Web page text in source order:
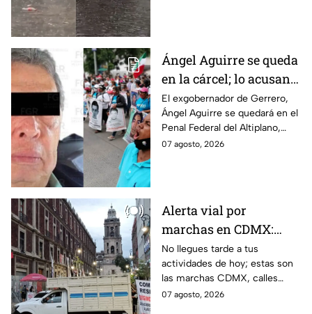
Ángel Aguirre se queda
en la cárcel; lo acusan
de destruir
información del caso
Ayotzinapa
El exgobernador de Gerrero,
Ángel Aguirre se quedará en el
Penal Federal del Altiplano,
luego de que fue detenido ayer
07 agosto, 2026
Alerta vial por
marchas en CDMX:
Manifestantes retiran
bloqueo en Canela y Eje
3 Sur, colonia Granjas
México
No llegues tarde a tus
actividades de hoy; estas son
las marchas CDMX, calles
cerradas y bloqueos que
07 agosto, 2026